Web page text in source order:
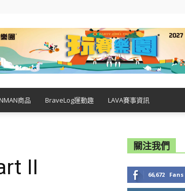
商品 BraveLog運動趣 LAVA賽事資訊
II
關注我們
66,672 Fans